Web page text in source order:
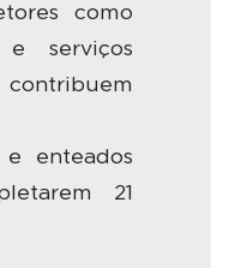
como
e serviços
enteados
21